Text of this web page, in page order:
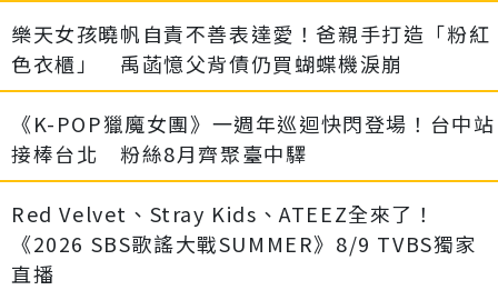
樂天女孩曉帆自責不善表達愛！爸親手打造「粉紅
色衣櫃」 禹菡憶父背債仍買蝴蝶機淚崩
《K-POP獵魔女團》一週年巡迴快閃登場！台中站
接棒台北 粉絲8月齊聚臺中驛
Red Velvet、Stray Kids、ATEEZ全來了！
《2026 SBS歌謠大戰SUMMER》8/9 TVBS獨家
直播